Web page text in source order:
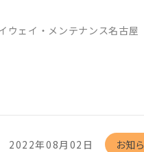
ウェイ・メンテナンス名古屋
2022年08月02日 お知